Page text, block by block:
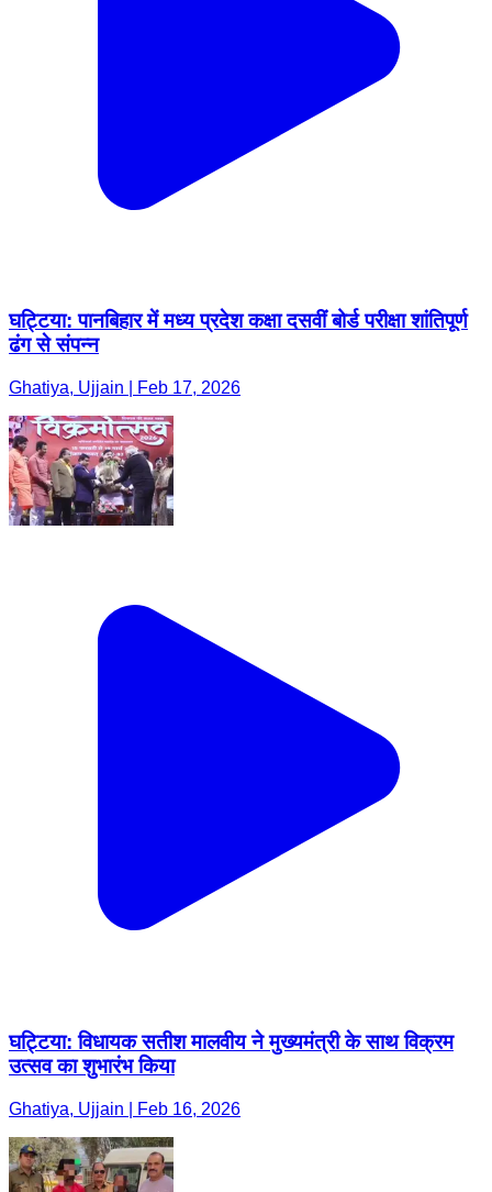
घट्टिया: पानबिहार में मध्य प्रदेश कक्षा दसवीं बोर्ड परीक्षा शांतिपूर्ण
ढंग से संपन्न
Ghatiya, Ujjain | Feb 17, 2026
घट्टिया: विधायक सतीश मालवीय ने मुख्यमंत्री के साथ विक्रम
उत्सव का शुभारंभ किया
Ghatiya, Ujjain | Feb 16, 2026